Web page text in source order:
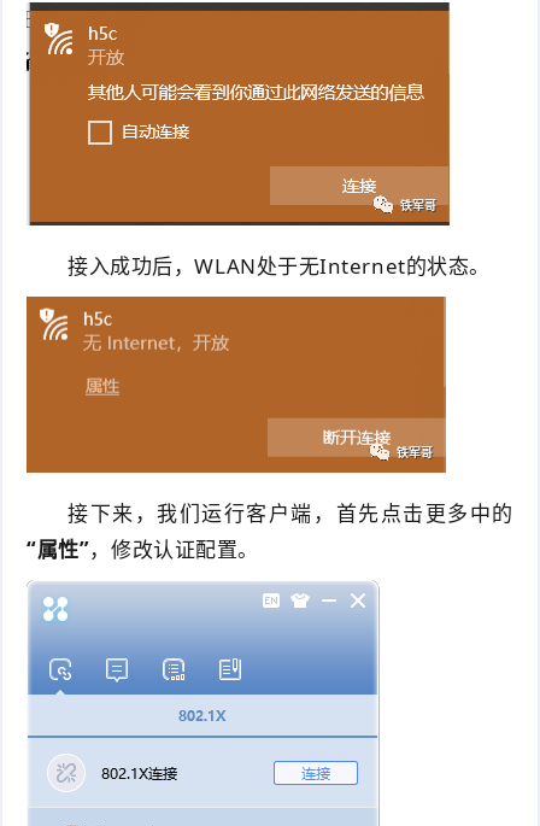
接入成功后，WLAN处于无Internet的状态。
接下来，我们运行客户端，首先点击更多中的
“属性”，修改认证配置。